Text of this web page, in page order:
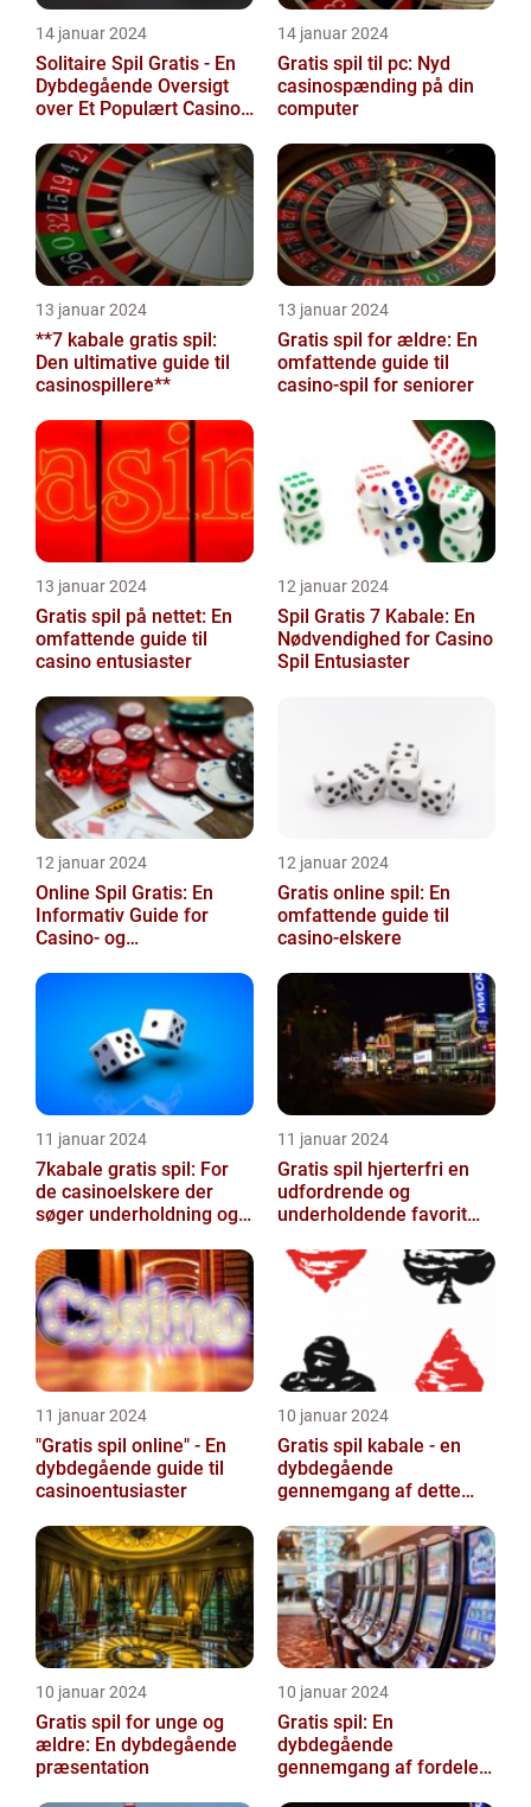
14 januar 2024
Solitaire Spil Gratis - En
Dybdegående Oversigt
over Et Populært Casino
14 januar 2024
Gratis spil til pc: Nyd
casinospænding på din
computer
13 januar 2024
**7 kabale gratis spil:
Den ultimative guide til
casinospillere**
13 januar 2024
Gratis spil for ældre: En
omfattende guide til
casino-spil for seniorer
13 januar 2024
Gratis spil på nettet: En
omfattende guide til
casino entusiaster
12 januar 2024
Spil Gratis 7 Kabale: En
Nødvendighed for Casino
Spil Entusiaster
12 januar 2024
Online Spil Gratis: En
Informativ Guide for
Casino- og
12 januar 2024
Gratis online spil: En
omfattende guide til
casino-elskere
11 januar 2024
7kabale gratis spil: For
de casinoelskere der
søger underholdning og
11 januar 2024
Gratis spil hjerterfri en
udfordrende og
underholdende favorit
11 januar 2024
"Gratis spil online" - En
dybdegående guide til
casinoentusiaster
10 januar 2024
Gratis spil kabale - en
dybdegående
gennemgang af dette
10 januar 2024
Gratis spil for unge og
ældre: En dybdegående
præsentation
10 januar 2024
Gratis spil: En
dybdegående
gennemgang af fordele